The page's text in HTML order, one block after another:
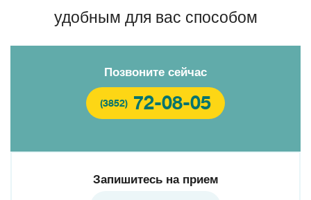
удобным для вас способом
Позвоните сейчас
(3852) 72-08-05
Запишитесь на прием